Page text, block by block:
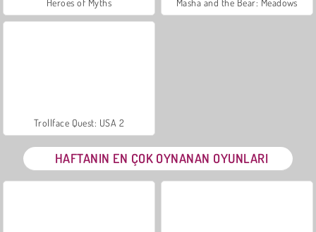
Trollface Quest: USA 2
HAFTANIN EN ÇOK OYNANAN OYUNLARI